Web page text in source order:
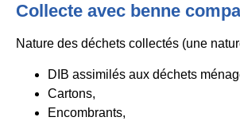
Collecte avec benne
Nature des déchets collectés (une
DIB assimilés aux déchets
Cartons,
Encombrants,